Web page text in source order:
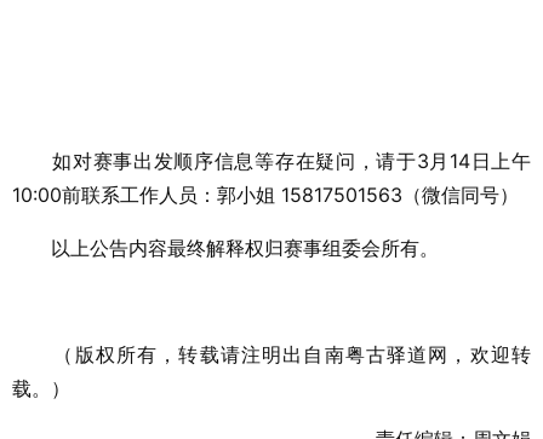
如对赛事出发顺序信息等存在疑问，请于3月14日上午
10:00前联系工作人员：郭小姐 15817501563（微信同号）
以上公告内容最终解释权归赛事组委会所有。
（版权所有，转载请注明出自南粤古驿道网，欢迎转
载。）